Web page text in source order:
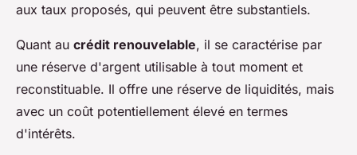
aux taux proposés, qui peuvent être substantiels.
Quant au crédit renouvelable, il se caractérise par
une réserve d'argent utilisable à tout moment et
reconstituable. Il offre une réserve de liquidités, mais
avec un coût potentiellement élevé en termes
d'intérêts.